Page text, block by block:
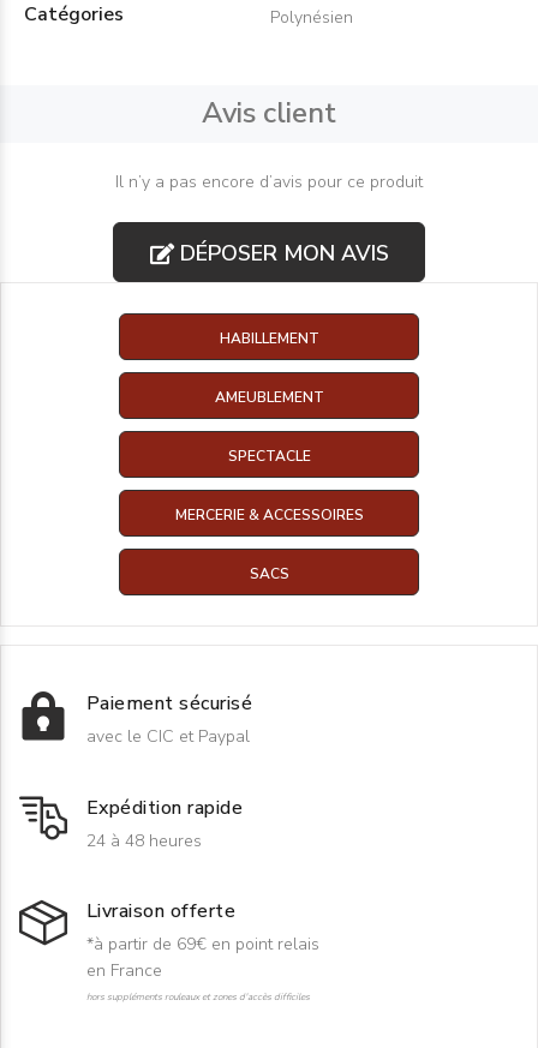
Catégories Polynésien
Avis client
Il n’y a pas encore d’avis pour ce produit
DÉPOSER MON AVIS
HABILLEMENT
AMEUBLEMENT
SPECTACLE
MERCERIE & ACCESSOIRES
SACS
Paiement sécurisé
avec le CIC et Paypal
Expédition rapide
24 à 48 heures
Livraison offerte
*à partir de 69€ en point relais
en France
hors suppléments rouleaux et zones d'accès difficiles